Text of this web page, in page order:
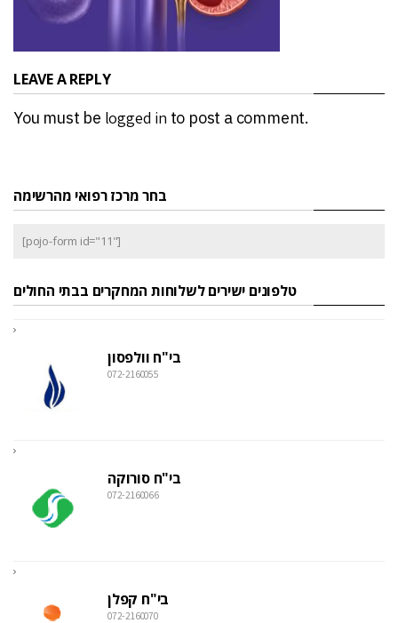
LEAVE A REPLY
You must be logged in to post a comment.
בחר מרכז רפואי מהרשימה
[pojo-form id="11"]
טלפונים ישירים לשלוחות המחקרים בבתי החולים
בי"ח וולפסון
072-2160055
בי"ח סורוקה
072-2160066
בי"ח קפלן
072-2160070